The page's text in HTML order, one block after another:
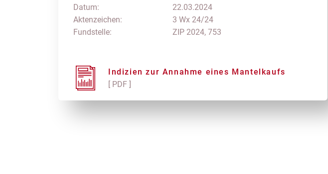
Datum:
Aktenzeichen:
Fundstelle:
22.03.2024
3 Wx 24/24
ZIP 2024, 753
Indizien zur Annahme eines Mantelkaufs
[ PDF ]